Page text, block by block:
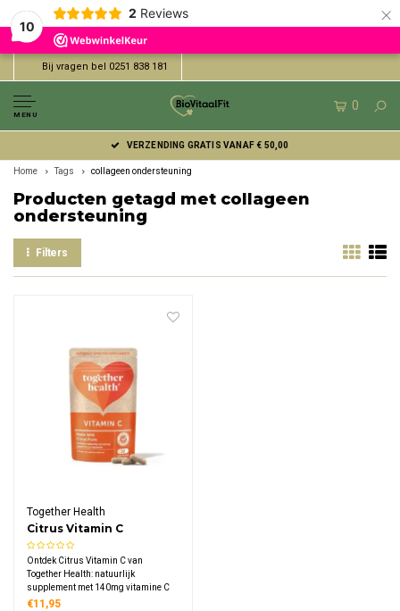
10
2 Reviews ×
Bij vragen bel 0251 838 181
MENU
0
VERZENDING GRATIS VANAF € 50,00
Home Tags collageen ondersteuning
Producten getagd met collageen
ondersteuning
Filters
Together Health
Citrus Vitamin C
Ontdek Citrus Vitamin C van
Together Health: natuurlijk
supplement met 140mg vitamine C
uit zongerijpte sinaasappelen en
€11,95